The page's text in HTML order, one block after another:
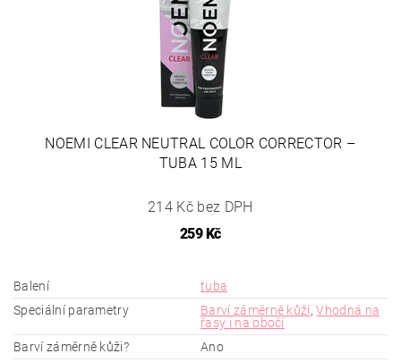
NOEMI CLEAR NEUTRAL COLOR CORRECTOR –
TUBA 15 ML
214 Kč bez DPH
259 Kč
Balení
tuba
Speciální parametry
Barví záměrně kůži,Vhodná na
řasy i na obočí
Barví záměrně kůži?
Ano